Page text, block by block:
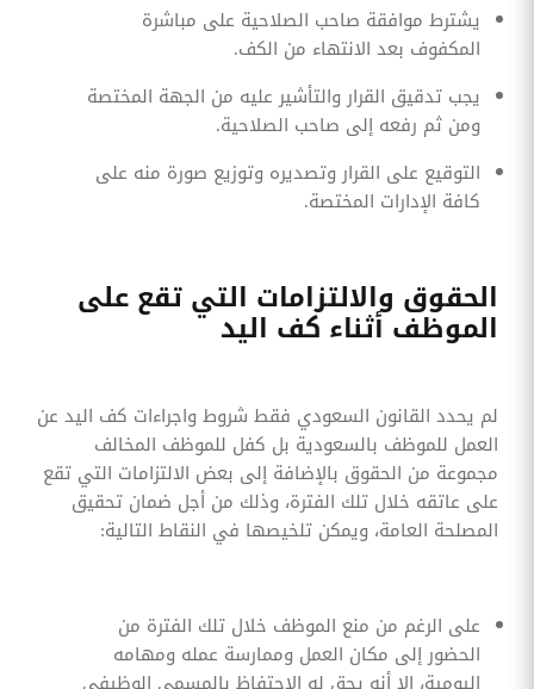
يشترط موافقة صاحب الصلاحية على مباشرة
المكفوف بعد الانتهاء من الكف.
يجب تدقيق القرار والتأشير عليه من الجهة المختصة
ومن ثم رفعه إلى صاحب الصلاحية.
التوقيع على القرار وتصديره وتوزيع صورة منه على
كافة الإدارات المختصة.
الحقوق والالتزامات التي تقع على
الموظف أثناء كف اليد
لم يحدد القانون السعودي فقط شروط واجراءات كف اليد عن
العمل للموظف بالسعودية بل كفل للموظف المخالف
مجموعة من الحقوق بالإضافة إلى بعض الالتزامات التي تقع
على عاتقه خلال تلك الفترة، وذلك من أجل ضمان تحقيق
المصلحة العامة، ويمكن تلخيصها في النقاط التالية:
على الرغم من منع الموظف خلال تلك الفترة من
الحضور إلى مكان العمل وممارسة عمله ومهامه